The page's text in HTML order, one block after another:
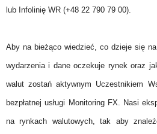
lub Infolinię WR (+48 22 790 79 00).
Aby na bieżąco wiedzieć, co dzieje się
wydarzenia i dane oczekuje rynek oraz
walut zostań aktywnym Uczestnikiem
bezpłatnej usługi Monitoring FX. Nasi
na rynkach walutowych, tak aby